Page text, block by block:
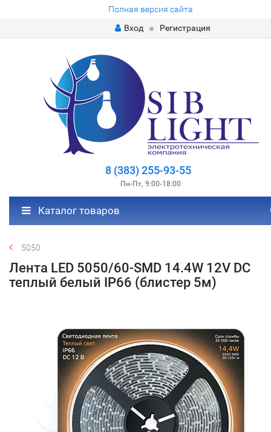
Полная версия сайта
Вход
Регистрация
8 (383) 255-93-55
Пн-Пт, 9:00-18:00
Каталог товаров
5050
Лента LED 5050/60-SMD 14.4W 12V DC
теплый белый IP66 (блистер 5м)